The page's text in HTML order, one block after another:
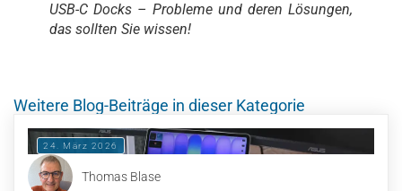
USB-C Docks – Probleme und deren Lösungen,
das sollten Sie wissen!
Weitere Blog-Beiträge in dieser Kategorie
24. März 2026
Thomas Blase